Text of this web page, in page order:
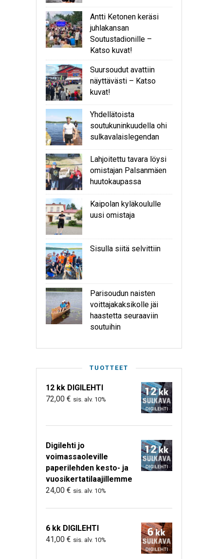
Antti Ketonen keräsi
juhlakansan
Soutustadionille –
Katso kuvat!
Suursoudut avattiin
näyttävästi – Katso
kuvat!
Yhdellätoista
soutukuninkuudella ohi
sulkavalaislegendan
Lahjoitettu tavara löysi
omistajan Palsanmäen
huutokaupassa
Kaipolan kyläkoululle
uusi omistaja
Sisulla siitä selvittiin
Parisoudun naisten
voittajakaksikolle jäi
haastetta seuraaviin
soutuihin
TUOTTEET
12 kk DIGILEHTI
72,00 € sis. alv. 10%
Digilehti jo
voimassaoleville
paperilehden kesto- ja
vuosikertatilaajillemme
24,00 € sis. alv. 10%
6 kk DIGILEHTI
41,00 € sis. alv. 10%